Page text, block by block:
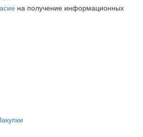
на получение информационных